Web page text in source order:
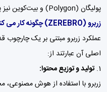
پولیگان (Polygon) و بیت‌کوین نیز پشتیبانی می‌کند.
زربرو (ZEREBRO) چگونه کار می کند؟
عملکرد زربرو مبتنی بر یک چارچوب
اصلی آن عبارتند از:
تولید و توزیع محتوا:
زربرو با استفاده از هوش مصنوعی،